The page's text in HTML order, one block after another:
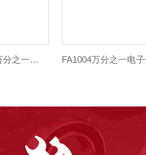
FA1204电子分析天平0.0001g万分之一天平